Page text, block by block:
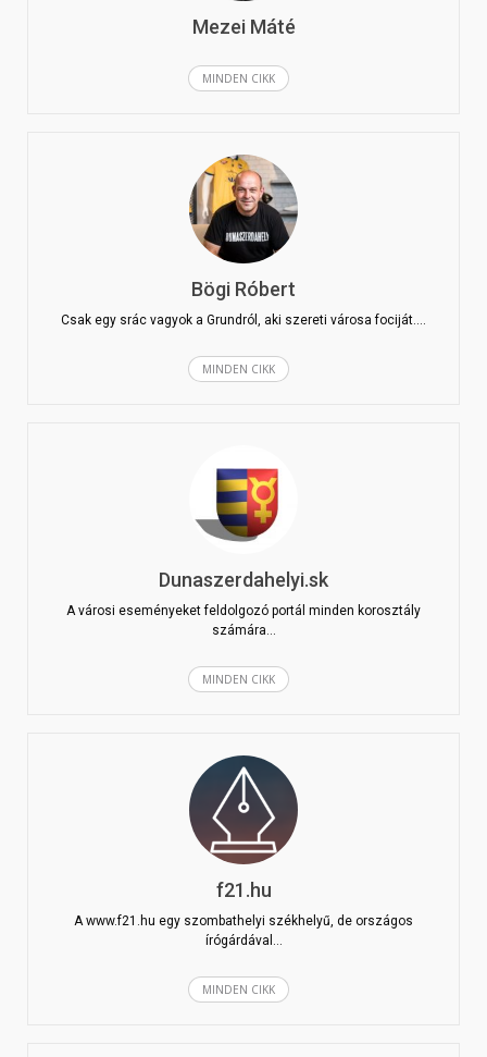
Mezei Máté
MINDEN CIKK
Bögi Róbert
Csak egy srác vagyok a Grundról, aki szereti városa fociját.…
MINDEN CIKK
Dunaszerdahelyi.sk
A városi eseményeket feldolgozó portál minden korosztály
számára…
MINDEN CIKK
f21.hu
A www.f21.hu egy szombathelyi székhelyű, de országos
írógárdával…
MINDEN CIKK